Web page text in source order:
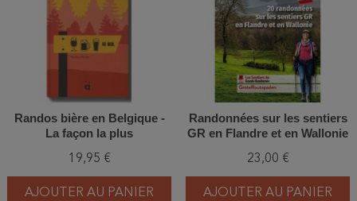
Randos bière en Belgique -
La façon la plus
Belgique
19,95 €
AJOUTER AU PANIER
Randonnées sur les sentiers
GR en Flandre et en Wallonie
23,00 €
AJOUTER AU PANIER